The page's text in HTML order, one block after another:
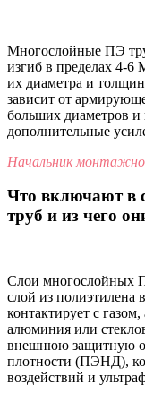
Многослойные ПЭ
изгиб в пределах 4-6
их диаметра и
зависит от
больших диаметров и
дополнительные
Начальник
Что включают в
труб и из чего
Слои многослойных
слой из
контактирует с
алюминия или
внешнюю защитную
плотности (ПЭНД),
воздействий и